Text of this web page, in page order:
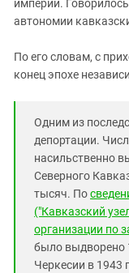
империи.
автономии
По его словам, с
конец эпохе
Одним из
депортации.
насильственно
Северного
тысяч. По
("Кавказский
организации по
было выдворено
Черкесии в 1943